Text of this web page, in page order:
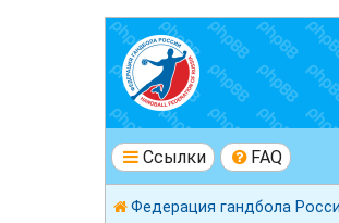
Ссылки FAQ
Федерация гандбола